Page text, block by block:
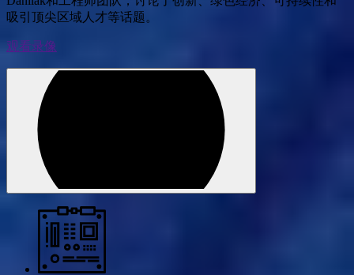
吸引顶尖区域人才等话题。
观看录像